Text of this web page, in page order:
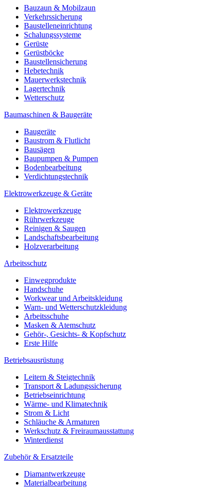
Bauzaun & Mobilzaun
Verkehrssicherung
Baustelleneinrichtung
Schalungssysteme
Gerüste
Gerüstböcke
Baustellensicherung
Hebetechnik
Mauerwerkstechnik
Lagertechnik
Wetterschutz
Baumaschinen & Baugeräte
Baugeräte
Baustrom & Flutlicht
Bausägen
Baupumpen & Pumpen
Bodenbearbeitung
Verdichtungstechnik
Elektrowerkzeuge & Geräte
Elektrowerkzeuge
Rührwerkzeuge
Reinigen & Saugen
Landschaftsbearbeitung
Holzverarbeitung
Arbeitsschutz
Einwegprodukte
Handschuhe
Workwear und Arbeitskleidung
Warn- und Wetterschutzkleidung
Arbeitsschuhe
Masken & Atemschutz
Gehör-, Gesichts- & Kopfschutz
Erste Hilfe
Betriebsausrüstung
Leitern & Steigtechnik
Transport & Ladungssicherung
Betriebseinrichtung
Wärme- und Klimatechnik
Strom & Licht
Schläuche & Armaturen
Werkschutz & Freiraumausstattung
Winterdienst
Zubehör & Ersatzteile
Diamantwerkzeuge
Materialbearbeitung